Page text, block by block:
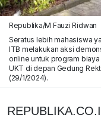
Republika/M Fauzi Ridwan
Seratus lebih mahasiswa
ITB melakukan aksi
online untuk program
UKT di depan Gedung
(29/1/2024).